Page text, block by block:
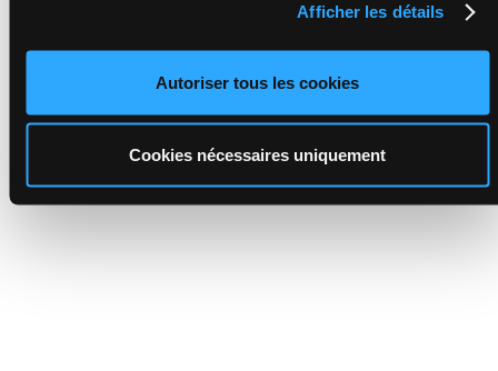
Afficher les détails
Autoriser tous les cookies
Cookies nécessaires uniquement